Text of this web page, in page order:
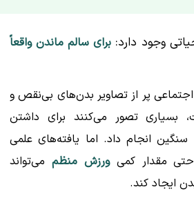
وجود دارد: برای سالم ماندن واقعاً
پر از تصاویر بدن‌های بی‌نقص و
تصور می‌کنند برای داشتن
انجام داد. اما یافته‌های علمی
حتی مقدار کمیورزش منظم می‌تواند
ایجاد کند.